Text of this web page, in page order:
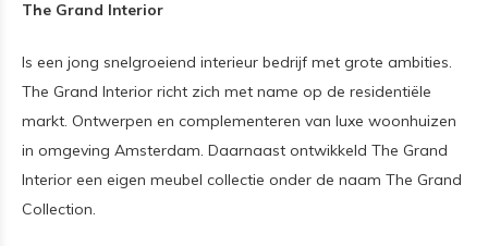
The Grand Interior
Is een jong snelgroeiend interieur bedrijf met grote ambities.
The Grand Interior richt zich met name op de residentiële
markt. Ontwerpen en complementeren van luxe woonhuizen
in omgeving Amsterdam. Daarnaast ontwikkeld The Grand
Interior een eigen meubel collectie onder de naam The Grand
Collection.